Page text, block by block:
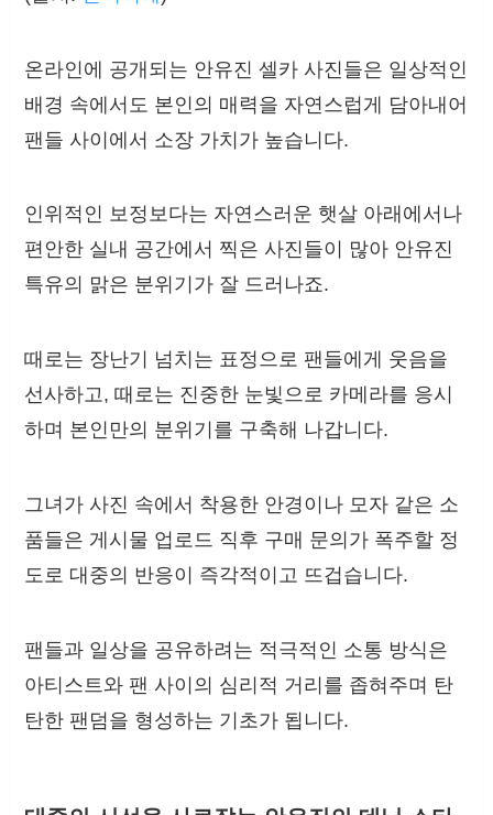
온라인에 공개되는 안유진 셀카 사진들은 일상적인
배경 속에서도 본인의 매력을 자연스럽게 담아내어
팬들 사이에서 소장 가치가 높습니다.
인위적인 보정보다는 자연스러운 햇살 아래에서나
편안한 실내 공간에서 찍은 사진들이 많아 안유진
특유의 맑은 분위기가 잘 드러나죠.
때로는 장난기 넘치는 표정으로 팬들에게 웃음을
선사하고, 때로는 진중한 눈빛으로 카메라를 응시
하며 본인만의 분위기를 구축해 나갑니다.
그녀가 사진 속에서 착용한 안경이나 모자 같은 소
품들은 게시물 업로드 직후 구매 문의가 폭주할 정
도로 대중의 반응이 즉각적이고 뜨겁습니다.
팬들과 일상을 공유하려는 적극적인 소통 방식은
아티스트와 팬 사이의 심리적 거리를 좁혀주며 탄
탄한 팬덤을 형성하는 기초가 됩니다.